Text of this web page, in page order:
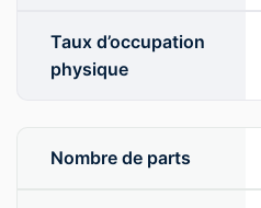
Taux d’occupation
physique
Nombre de parts